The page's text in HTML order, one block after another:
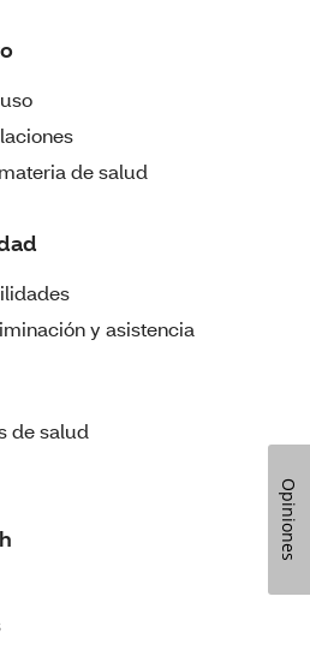
de salud
y asistencia
de salud
Opiniones